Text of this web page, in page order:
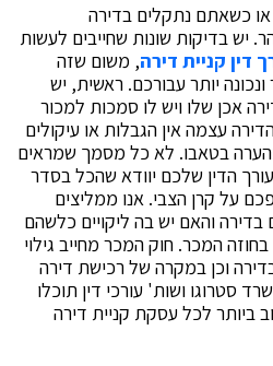
כשאתם נתקלים בדירה
יש בדיקות שונות שחייבים לעשות
דין קניית דירה, משום שזה
יותר עבורכם. ראשית, יש
אכן שלו ויש לו סמכות למכור
עצמה אין הגבלות או עיקולים
בטאבו. לא כל מסמך שמראים
עורך הדין שלכם יוודא שהכל בסדר
על קרן הצבי. אנו ממליצים
והאם יש בה ליקויים כלשהם
המכר. חוק המכר מחייב גילוי
וכן במקרה של רכישת דירה
סטרוגו ושות' עורכי דין תוכלו
ביותר לכל עסקת קניית דירה